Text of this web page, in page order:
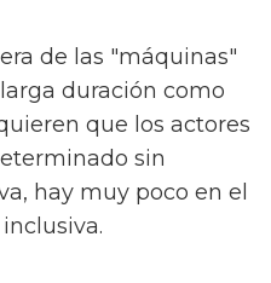
de las "máquinas"
duración como
que los actores
sin
hay muy poco en el